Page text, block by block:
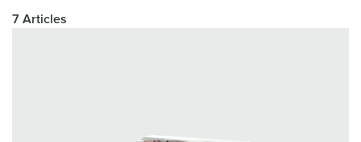
7 Articles